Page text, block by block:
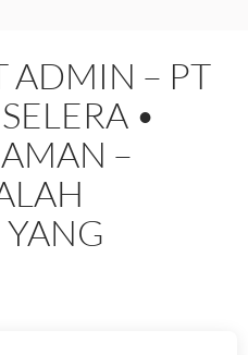
ADMIN – PT
•
–